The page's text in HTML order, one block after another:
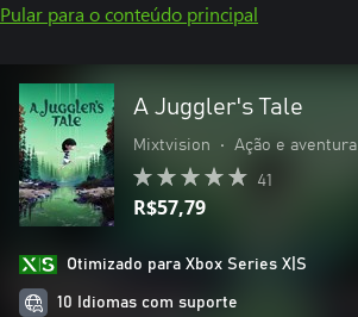
Pular para o conteúdo principal
A Juggler's Tale
Mixtvision • Ação e aventura
41
R$57,79
Otimizado para Xbox Series X|S
10 Idiomas com suporte